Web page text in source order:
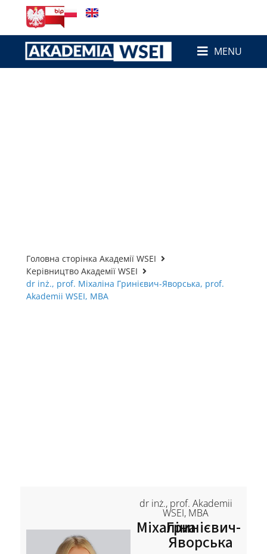
MENU
Головна сторінка Академії WSEI
Керівництво Академії WSEI
dr inż., prof. Міхаліна Гринієвич-Яворська, prof.
Akademii WSEI, MBA
dr inż., prof. Akademii
WSEI, MBA
МіхалінаГринієвич-
Яворська